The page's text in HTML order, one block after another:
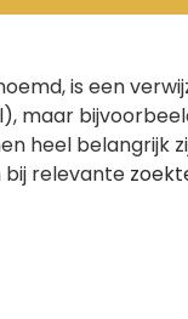
is een
maar
heel belangrijk
bij relevante